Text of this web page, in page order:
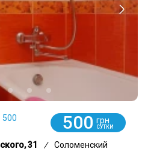
500
500 грн
СУТКИ
31 /
Соломенский